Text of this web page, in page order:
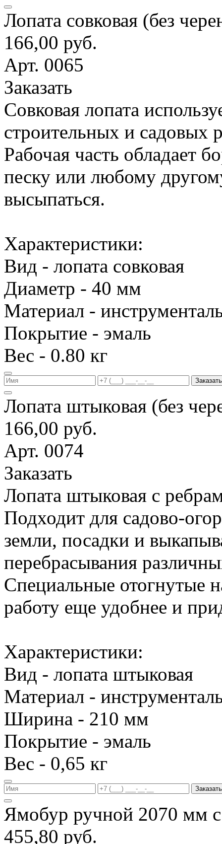
Лопата совковая (без
166,00 руб.
Арт. 0065
Заказать
Совковая лопата
строительных и садовых
Рабочая часть обладает
песку или любому
высыпаться.
Характеристики:
Вид - лопата совковая
Диаметр - 40 мм
Материал -
Покрытие - эмаль
Вес - 0.80 кг
Заказать
Лопата штыковая (без
166,00 руб.
Арт. 0074
Заказать
Лопата штыковая с
Подходит для садово-
земли, посадки и
перебрасывания
Специальные отогнутые
работу еще удобнее и
Характеристики:
Вид - лопата штыковая
Материал -
Ширина - 210 мм
Покрытие - эмаль
Вес - 0,65 кг
Заказать
Ямобур ручной 2070 мм
455,80 руб.